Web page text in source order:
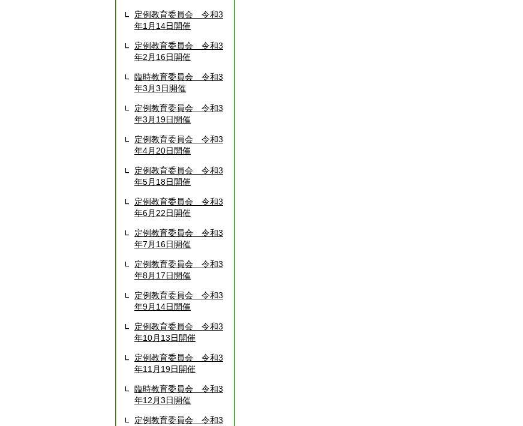
定例教育委員会 令和3
年1月14日開催
定例教育委員会 令和3
年2月16日開催
臨時教育委員会 令和3
年3月3日開催
定例教育委員会 令和3
年3月19日開催
定例教育委員会 令和3
年4月20日開催
定例教育委員会 令和3
年5月18日開催
定例教育委員会 令和3
年6月22日開催
定例教育委員会 令和3
年7月16日開催
定例教育委員会 令和3
年8月17日開催
定例教育委員会 令和3
年9月14日開催
定例教育委員会 令和3
年10月13日開催
定例教育委員会 令和3
年11月19日開催
臨時教育委員会 令和3
年12月3日開催
定例教育委員会 令和3